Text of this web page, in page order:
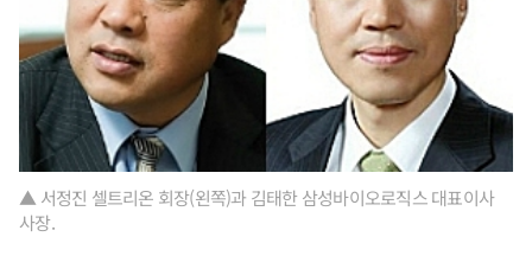
▲ 서정진 셀트리온 회장(왼쪽)과 김태한 삼성바이오로직스 대표이사
사장.